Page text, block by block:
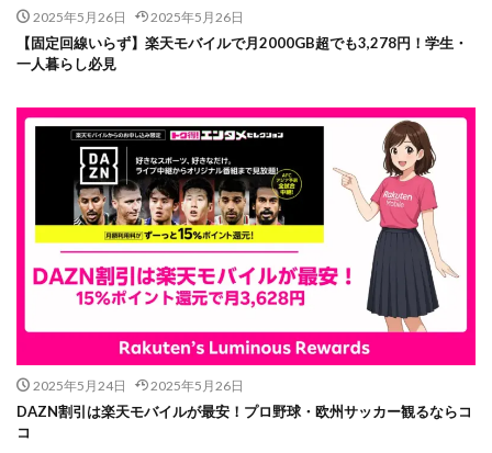
2025年5月26日 2025年5月26日
【固定回線いらず】楽天モバイルで月2000GB超でも3,278円！学生・
一人暮らし必見
2025年5月24日 2025年5月26日
DAZN割引は楽天モバイルが最安！プロ野球・欧州サッカー観るならコ
コ